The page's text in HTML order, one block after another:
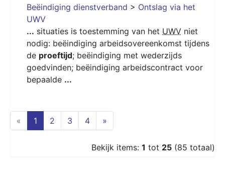
Beëindiging dienstverband > Ontslag via het
UWV
... situaties is toestemming van het UWV niet
nodig: beëindiging arbeidsovereenkomst tijdens
de proeftijd; beëindiging met wederzijds
goedvinden; beëindiging arbeidscontract voor
bepaalde ...
« 1 (current)
2 3 4 »
Bekijk items: 1 tot 25 (85 totaal)